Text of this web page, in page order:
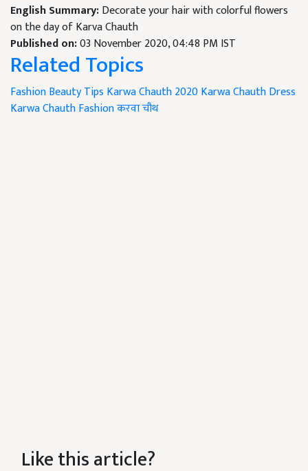
English Summary:Decorate your hair with colorful flowers
on the day of Karva Chauth
Published on:03 November 2020, 04:48 PM IST
Related Topics
FashionBeauty Tips Karwa Chauth 2020Karwa Chauth Dress
Karwa Chauth Fashionकरवा चौथ
Like this article?